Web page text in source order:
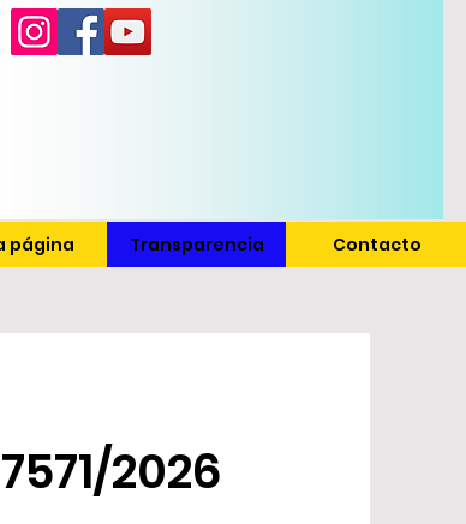
2026
Contacto
Transparencia
página